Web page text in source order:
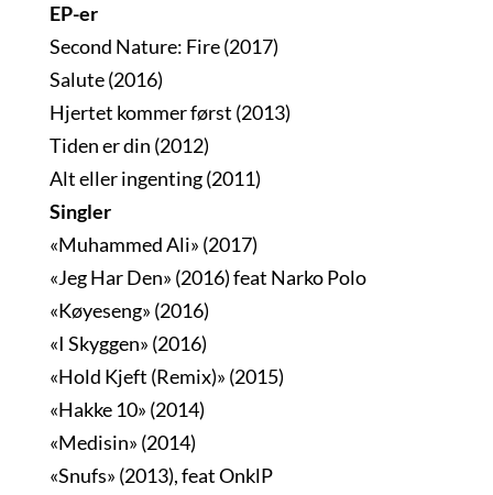
EP-er
Second Nature: Fire (2017)
Salute (2016)
Hjertet kommer først (2013)
Tiden er din (2012)
Alt eller ingenting (2011)
Singler
«Muhammed Ali» (2017)
«Jeg Har Den» (2016) feat Narko Polo
«Køyeseng» (2016)
«I Skyggen» (2016)
«Hold Kjeft (Remix)» (2015)
«Hakke 10» (2014)
«Medisin» (2014)
«Snufs» (2013), feat OnklP